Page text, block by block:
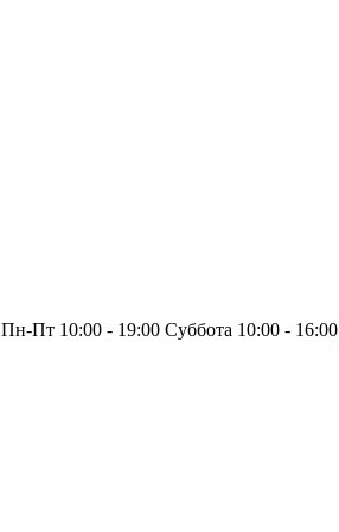
Пн-Пт 10:00 - 19:00 Суббота 10:00 - 16:00